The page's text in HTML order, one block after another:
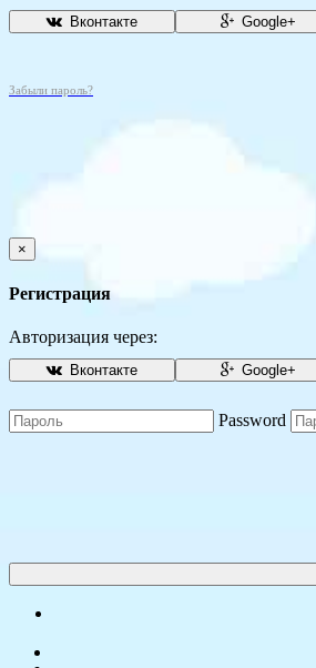
Вконтакте Google+
Забыли пароль?
×
Регистрация
Авторизация через:
Вконтакте Google+
Password